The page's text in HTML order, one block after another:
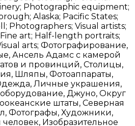
Photographic equipment;
Alaska; Pacific States;
Photographers; Visual artists;
art; Half-length portraits;
arts; Фотографирование,
Ансель Адамс с камерой
и провинций, Столицы,
Шляпы, Фотоаппараты,
Личные украшения,
Джуно, Округ
штаты, Северная
Фотографы, Художники,
Изобразительное